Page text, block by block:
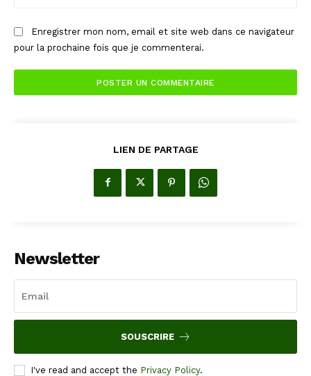
Enregistrer mon nom, email et site web dans ce navigateur
pour la prochaine fois que je commenterai.
LIEN DE PARTAGE
Newsletter
SOUSCRIRE
I've read and accept the Privacy Policy.